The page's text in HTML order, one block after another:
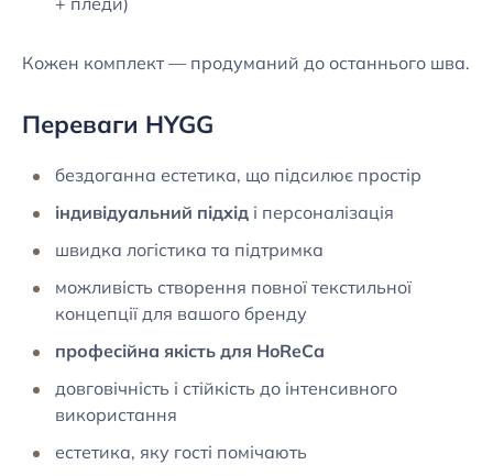
Кожен комплект — продуманий до останнього шва.
Переваги HYGG
бездоганна естетика, що підсилює простір
індивідуальний підхід і персоналізація
швидка логістика та підтримка
можливість створення повної текстильної
концепції для вашого бренду
професійна якість для HoReCa
довговічність і стійкість до інтенсивного
використання
естетика, яку гості помічають